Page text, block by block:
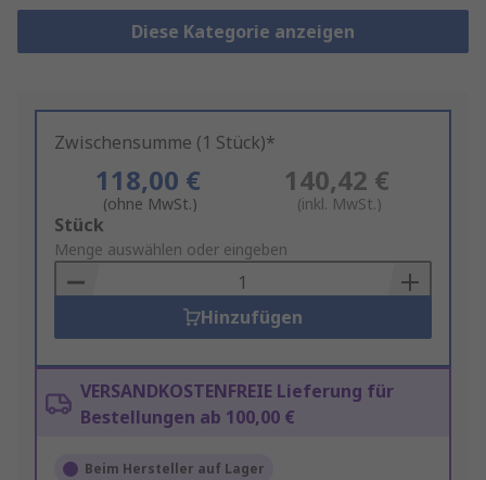
Diese Kategorie anzeigen
Zwischensumme (1 Stück)*
118,00 €
(ohne MwSt.)
140,42 €
(inkl. MwSt.)
Add
to
Basket
Stück
Menge auswählen oder eingeben
Hinzufügen
VERSANDKOSTENFREIE Lieferung für
Bestellungen ab 100,00 €
Beim Hersteller auf Lager